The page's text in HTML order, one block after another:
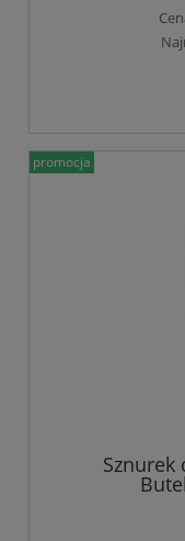
Sznurek
promocja